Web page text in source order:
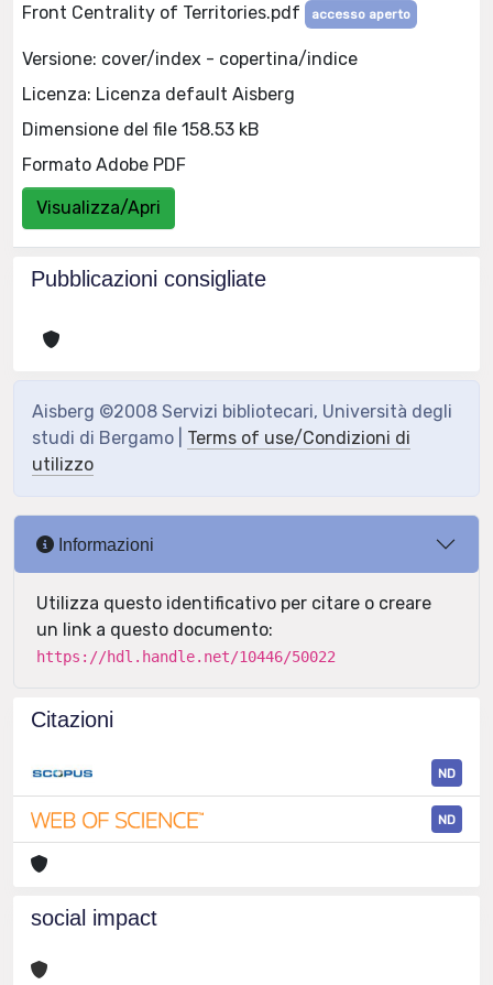
Front Centrality of Territories.pdf accesso aperto
Versione: cover/index - copertina/indice
Licenza: Licenza default Aisberg
Dimensione del file 158.53 kB
Formato Adobe PDF
Visualizza/Apri
Pubblicazioni consigliate
Aisberg ©2008 Servizi bibliotecari, Università degli
studi di Bergamo | Terms of use/Condizioni di
utilizzo
Informazioni
Utilizza questo identificativo per citare o creare
un link a questo documento:
https://hdl.handle.net/10446/50022
Citazioni
ND
ND
social impact